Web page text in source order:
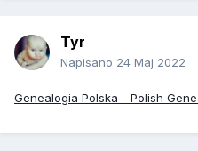
Tyr
Napisano 24 Maj 2022
Genealogia Polska - Polish